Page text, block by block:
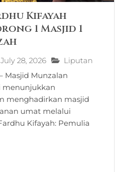
Kifayah
1 Masjid 1
July 28, 2026
Liputan
Masjid Munzalan
menunjukkan
menghadirkan masjid
umat melalui
Kifayah: Pemulia